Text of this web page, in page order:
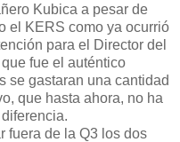
Kubica a pesar de
el KERS como ya ocurrió
para el Director del
fue el auténtico
se gastaran una cantidad
que hasta ahora, no ha
fuera de la Q3 los dos